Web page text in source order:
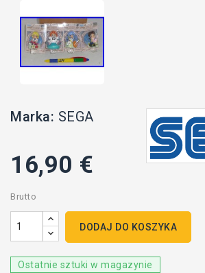
Marka: SEGA
16,90 €
Brutto
DODAJ DO KOSZYKA
Ostatnie sztuki w magazynie